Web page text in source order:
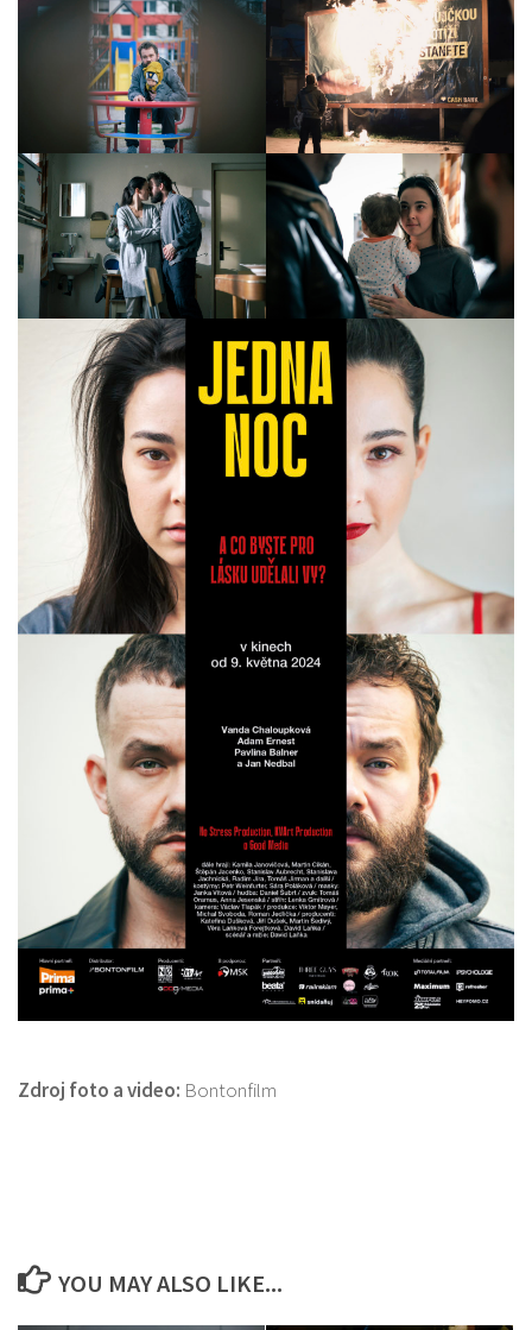
Zdroj foto a video: Bontonfilm
YOU MAY ALSO LIKE...